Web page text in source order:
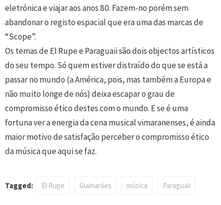
eletrónica e viajar aos anos 80. Fazem-no porém sem
abandonar o registo espacial que era uma das marcas de
“Scope”.
Os temas de El Rupe e Paraguaii são dois objectos artísticos
do seu tempo. Só quem estiver distraído do que se está a
passar no mundo (a América, pois, mas também a Europa e
não muito longe de nós) deixa escapar o grau de
compromisso ético destes com o mundo. E se é uma
fortuna ver a energia da cena musical vimaranenses, é ainda
maior motivo de satisfação perceber o compromisso ético
da música que aqui se faz.
Tagged: El Rupe Guimarães música Paraguaii